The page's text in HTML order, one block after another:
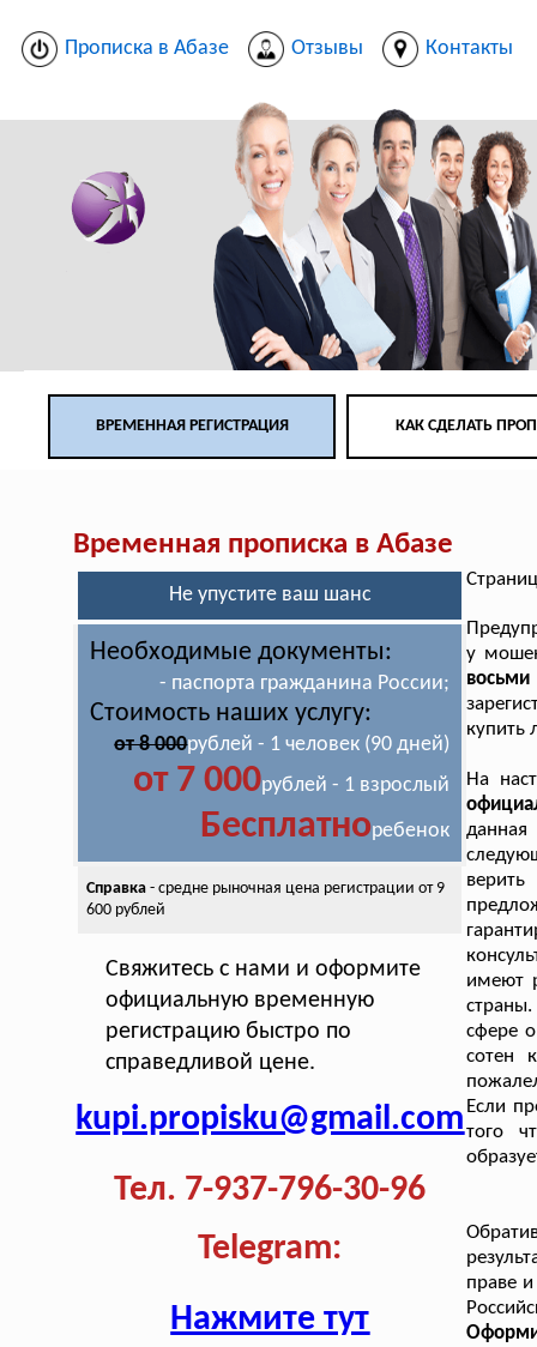
Прописка в Абазе Отзывы Контакты
ВРЕМЕННАЯ РЕГИСТРАЦИЯ КАК СДЕЛАТЬ
Временная прописка в Абазе
Не упустите ваш шанс
Необходимые документы:
- паспорта гражданина России;
Стоимость наших услугу:
от 8 000рублей - 1 человек (90 дней)
от 7 000рублей - 1 взрослый
Бесплатноребенок
Справка- средне рыночная цена регистрации от 9
600 рублей
Свяжитесь с нами и оформите
официальную временную
регистрацию быстро по
справедливой цене.
kupi.propisku@gmail.com
Тел. 7-937-796-30-96
Telegram:
Нажмите тут
у
купить
На
имеют
сфере
сотен
Если
того
праве